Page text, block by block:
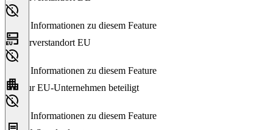
Keine Informationen zu diesem Feature
Serverstandort EU
Keine Informationen zu diesem Feature
Nur EU-Unternehmen beteiligt
Keine Informationen zu diesem Feature